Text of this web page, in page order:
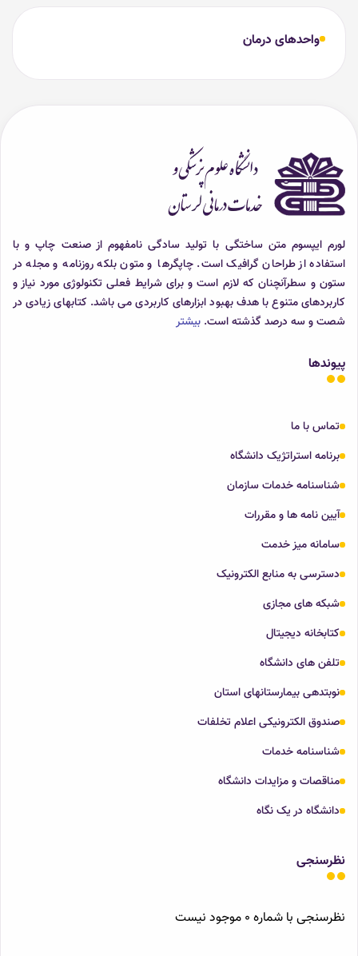
واحدهای درمان
لورم ایپسوم متن ساختگی با تولید سادگی نامفهوم از صنعت چاپ و با
استفاده از طراحان گرافیک است. چاپگرها و متون بلکه روزنامه و مجله در
ستون و سطرآنچنان که لازم است و برای شرایط فعلی تکنولوژی مورد نیاز و
کاربردهای متنوع با هدف بهبود ابزارهای کاربردی می باشد. کتابهای زیادی در
شصت و سه درصد گذشته است. بیشتر
پیوندها
تماس با ما
برنامه استراتژیک دانشگاه
شناسنامه خدمات سازمان
آیین نامه ها و مقررات
سامانه میز خدمت
دسترسی به منابع الکترونیک
شبکه های مجازی
کتابخانه دیجیتال
تلفن های دانشگاه
نوبتدهی بیمارستانهای استان
صندوق الکترونیکی اعلام تخلفات
شناسنامه خدمات
مناقصات و مزایدات دانشگاه
دانشگاه در یک نگاه
نظرسنجی
نظرسنجی با شماره 0 موجود نیست